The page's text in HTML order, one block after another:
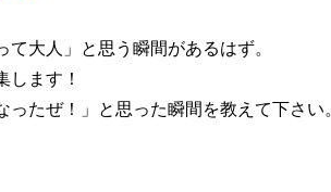
て大人」と思う瞬間があるはず。
します！
たぜ！」と思った瞬間を教えて下さい。